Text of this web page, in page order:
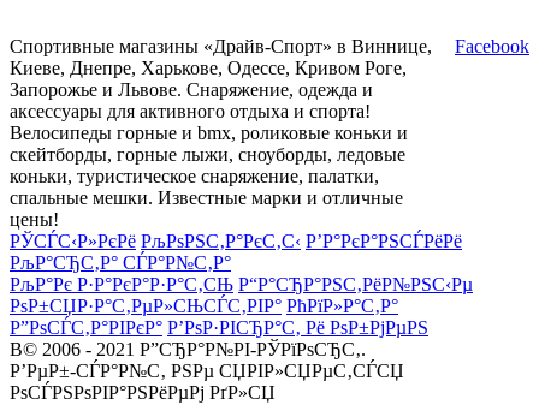
Спортивные магазины «Драйв-Спорт» в Виннице,
Киеве, Днепре, Харькове, Одессе, Кривом Роге,
Запорожье и Львове. Снаряжение, одежда и
аксессуары для активного отдыха и спорта!
Велосипеды горные и bmx, роликовые коньки и
скейтборды, горные лыжи, сноуборды, ледовые
коньки, туристическое снаряжение, палатки,
спальные мешки. Известные марки и отличные
цены!
Facebook
РЎСЃС‹Р»РєРё РљРѕРЅС‚Р°РєС‚С‹ Р’Р°РєР°РЅСЃРёРё
РљР°СЂС‚Р° СЃР°Р№С‚Р°
РљР°Рє Р·Р°РєР°Р·Р°С‚СЊ Р“Р°СЂР°РЅС‚РёР№РЅС‹Рµ
РѕР±СЏР·Р°С‚РµР»СЊСЃС‚РІР° РћРїР»Р°С‚Р°
Р”РѕСЃС‚Р°РІРєР° Р’РѕР·РІСЂР°С‚ Рё РѕР±РјРµРЅ
В© 2006 - 2021 Р”СЂР°Р№РІ-РЎРїРѕСЂС‚.
Р’РµР±-СЃР°Р№С‚ РЅРµ СЏРІР»СЏРµС‚СЃСЏ
РѕСЃРЅРѕРІР°РЅРёРµРј РґР»СЏ